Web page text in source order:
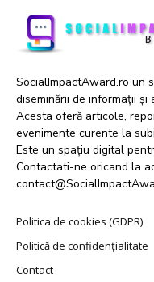
SocialImpactAward.ro un
diseminării de informații și
Acesta oferă articole,
evenimente curente la
Este un spațiu digital
Contactati-ne oricand la
Politica de cookies (GDPR)
Politică de confidențialitate
Contact